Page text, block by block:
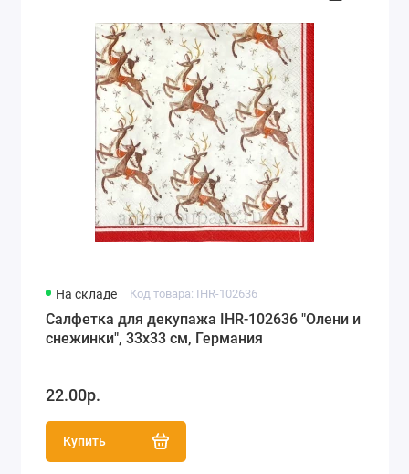
На складе Код товара: IHR-102636
Салфетка для декупажа IHR-102636 "Олени и
снежинки", 33х33 см, Германия
22.00р.
Купить